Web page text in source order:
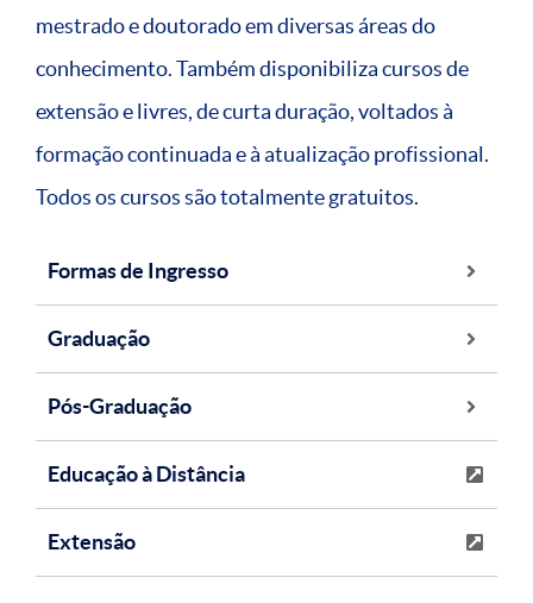
mestrado e doutorado em diversas áreas do
conhecimento. Também disponibiliza cursos de
extensão e livres, de curta duração, voltados à
formação continuada e à atualização profissional.
Todos os cursos são totalmente gratuitos.
Formas de Ingresso
Graduação
Pós-Graduação
Educação à Distância
Extensão